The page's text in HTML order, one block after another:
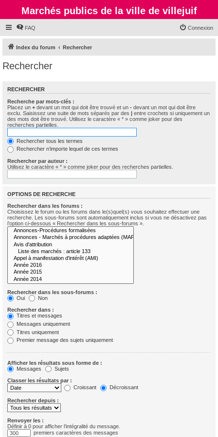
Marchés publics de la ville de villejuif
FAQ Connexion
Index du forum Rechercher
Rechercher
RECHERCHER
Recherche par mots-clés :
Placez un + devant un mot qui doit être trouvé et un - devant un mot qui doit être
exclu. Saisissez une suite de mots séparés par des | entre crochets si uniquement un
des mots doit être trouvé. Utilisez le caractère « * » comme joker pour des
recherches partielles.
Rechercher tous les termes
Rechercher n’importe lequel de ces termes
Rechercher par auteur :
Utilisez le caractère « * » comme joker pour des recherches partielles.
OPTIONS DE RECHERCHE
Rechercher dans les forums :
Choisissez le forum ou les forums dans le(s)quel(s) vous souhaitez effectuer une
recherche. Les sous-forums sont automatiquement inclus si vous ne désactivez pas
l’option ci-dessous « Rechercher dans les sous-forums ».
Rechercher dans les sous-forums :
Oui
Non
Rechercher dans :
Titres et messages
Messages uniquement
Titres uniquement
Premier message des sujets uniquement
Afficher les résultats sous forme de :
Messages
Sujets
Classer les résultats par :
Croissant
Décroissant
Rechercher depuis :
Renvoyer les :
Définir à 0 pour afficher l’intégralité du message.
premiers caractères des messages